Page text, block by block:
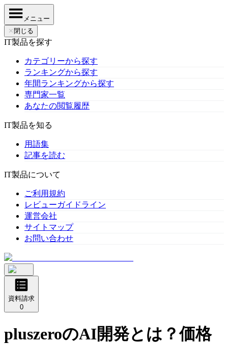
メニュー
✕ 閉じる
IT製品を探す
カテゴリーから探す
ランキングから探す
年間ランキングから探す
専門家一覧
あなたの閲覧履歴
IT製品を知る
用語集
記事を読む
IT製品について
ご利用規約
レビューガイドライン
運営会社
サイトマップ
お問い合わせ
資料請求
0
pluszeroのAI開発とは？価格